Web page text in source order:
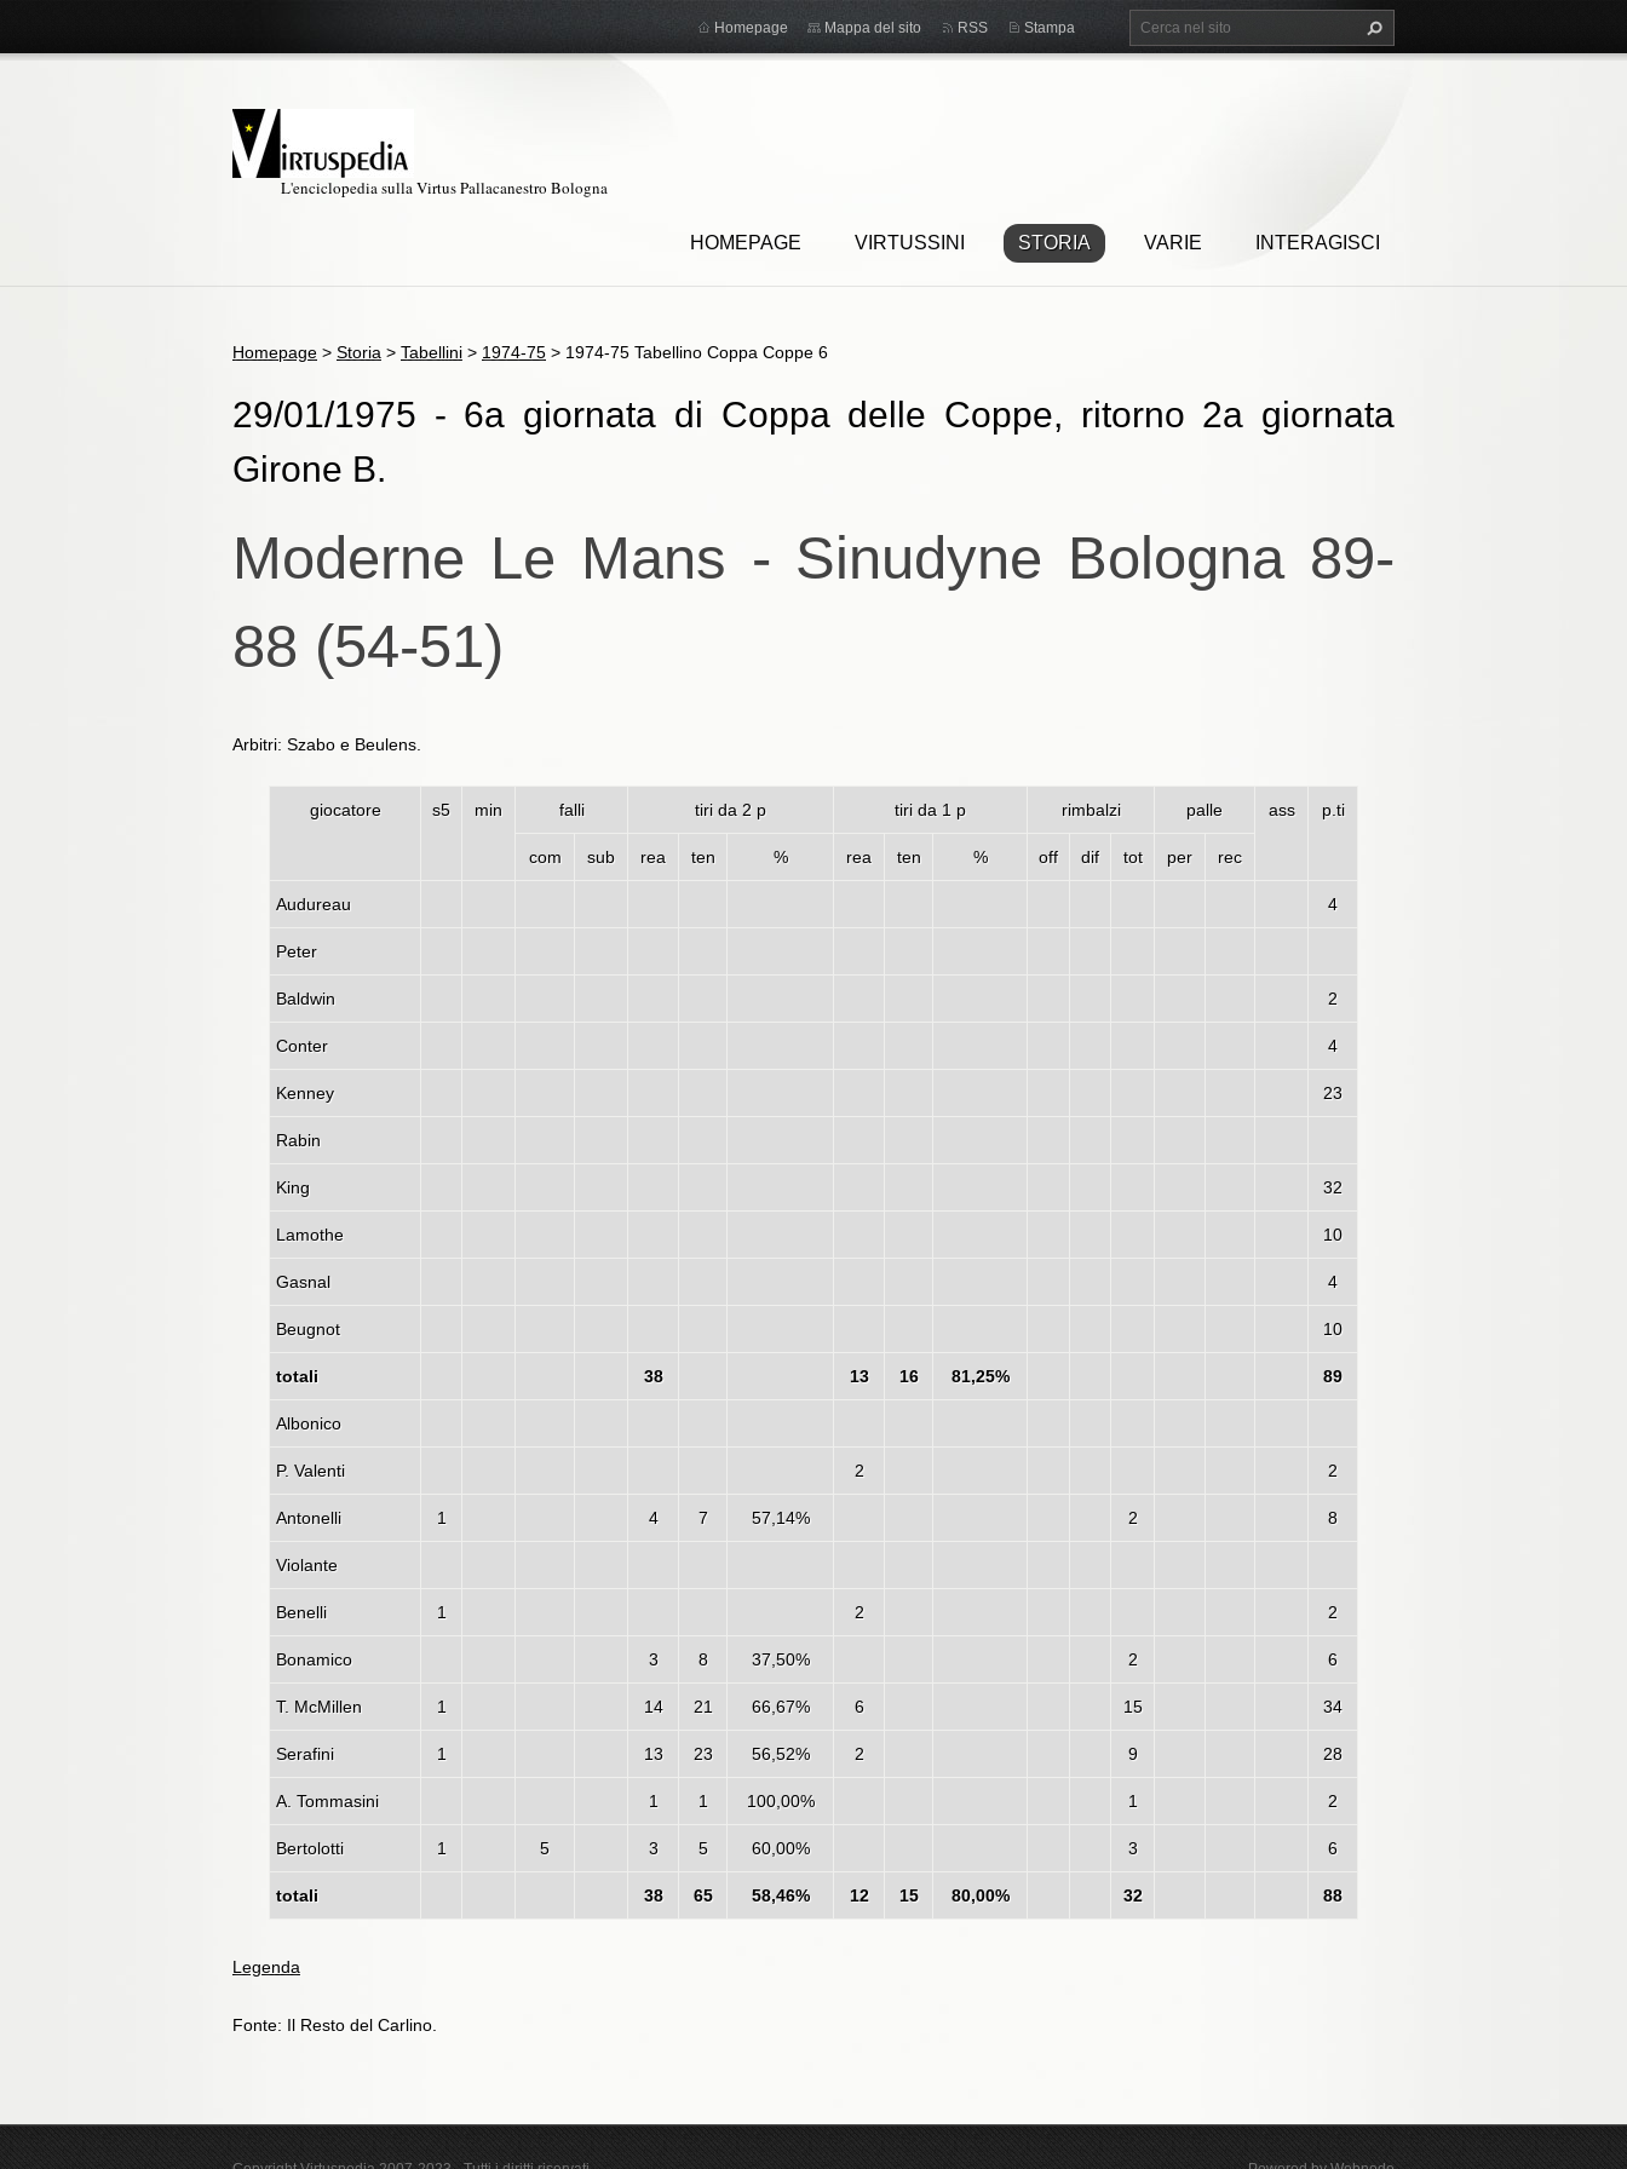
L'enciclopedia sulla Virtus Pallacanestro Bologna
HOMEPAGE VIRTUSSINI STORIA VARIE INTERAGISCI
Homepage Mappa del sito RSS Stampa
Homepage > Storia > Tabellini > 1974-75 > 1974-75 Tabellino Coppa Coppe 6
29/01/1975 - 6a giornata di Coppa delle Coppe, ritorno 2a giornata
Girone B.
Moderne Le Mans - Sinudyne Bologna 89-
88 (54-51)
Arbitri: Szabo e Beulens.
giocatore s5 min falli tiri da 2 p tiri da 1 p rimbalzi palle ass p.ti
com sub rea ten % rea ten % off dif tot per rec
Audureau 4
Peter
Baldwin 2
Conter 4
Kenney 23
Rabin
King 32
Lamothe 10
Gasnal 4
Beugnot 10
totali 38 13 16 81,25% 89
Albonico
P. Valenti 2 2
Antonelli 1 4 7 57,14% 2 8
Violante
Benelli 1 2 2
Bonamico 3 8 37,50% 2 6
T. McMillen 1 14 21 66,67% 6 15 34
Serafini 1 13 23 56,52% 2 9 28
A. Tommasini 1 1 100,00% 1 2
Bertolotti 1 5 3 5 60,00% 3 6
totali 38 65 58,46% 12 15 80,00% 32 88
Legenda
Fonte: Il Resto del Carlino.